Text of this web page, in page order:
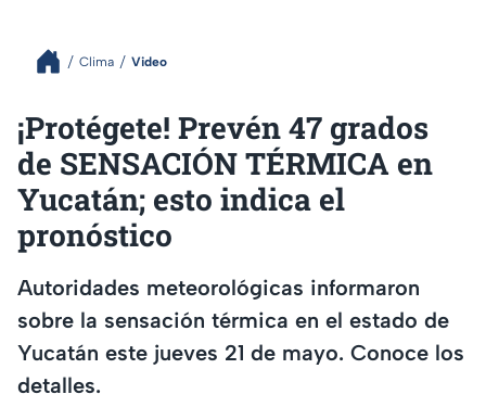
Clima Video
¡Protégete! Prevén 47 grados
de SENSACIÓN TÉRMICA en
Yucatán; esto indica el
pronóstico
Autoridades meteorológicas informaron
sobre la sensación térmica en el estado de
Yucatán este jueves 21 de mayo. Conoce los
detalles.